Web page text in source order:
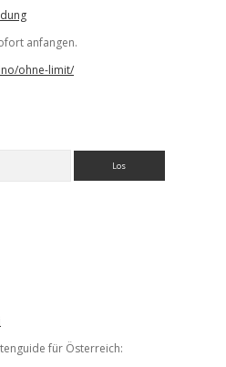
anfangen.
ohne-limit/
für Österreich: